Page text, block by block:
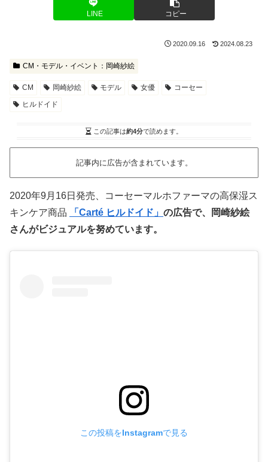
LINE コピー
2020.09.16 2024.08.23
CM・モデル・イベント：岡崎紗絵
CM 岡崎紗絵 モデル 女優
コーセー
ヒルドイド
この記事は約4分で読めます。
記事内に広告が含まれています。
2020年9月16日発売、コーセーマルホファーマの高保湿ス
キンケア商品
「Carté ヒルドイド」 の広告で、岡崎紗絵
さんがビジュアルを努めています。
この投稿をInstagramで見る